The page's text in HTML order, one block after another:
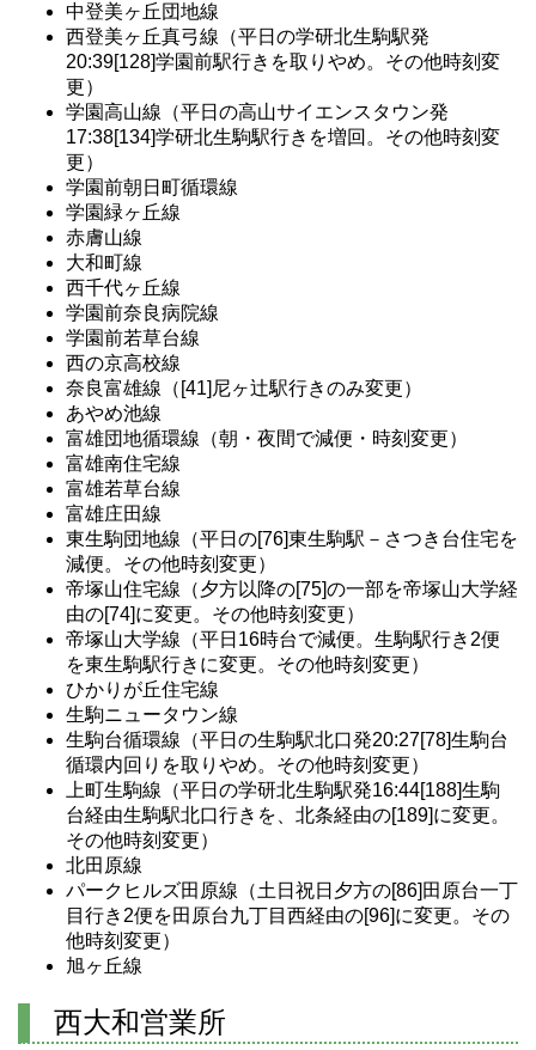
中登美ヶ丘団地線
西登美ヶ丘真弓線（平日の学研北生駒駅発
20:39[128]学園前駅行きを取りやめ。その他時刻変
更）
学園高山線（平日の高山サイエンスタウン発
17:38[134]学研北生駒駅行きを増回。その他時刻変
更）
学園前朝日町循環線
学園緑ヶ丘線
赤膚山線
大和町線
西千代ヶ丘線
学園前奈良病院線
学園前若草台線
西の京高校線
奈良富雄線（[41]尼ヶ辻駅行きのみ変更）
あやめ池線
富雄団地循環線（朝・夜間で減便・時刻変更）
富雄南住宅線
富雄若草台線
富雄庄田線
東生駒団地線（平日の[76]東生駒駅－さつき台住宅を
減便。その他時刻変更）
帝塚山住宅線（夕方以降の[75]の一部を帝塚山大学経
由の[74]に変更。その他時刻変更）
帝塚山大学線（平日16時台で減便。生駒駅行き2便
を東生駒駅行きに変更。その他時刻変更）
ひかりが丘住宅線
生駒ニュータウン線
生駒台循環線（平日の生駒駅北口発20:27[78]生駒台
循環内回りを取りやめ。その他時刻変更）
上町生駒線（平日の学研北生駒駅発16:44[188]生駒
台経由生駒駅北口行きを、北条経由の[189]に変更。
その他時刻変更）
北田原線
パークヒルズ田原線（土日祝日夕方の[86]田原台一丁
目行き2便を田原台九丁目西経由の[96]に変更。その
他時刻変更）
旭ヶ丘線
西大和営業所